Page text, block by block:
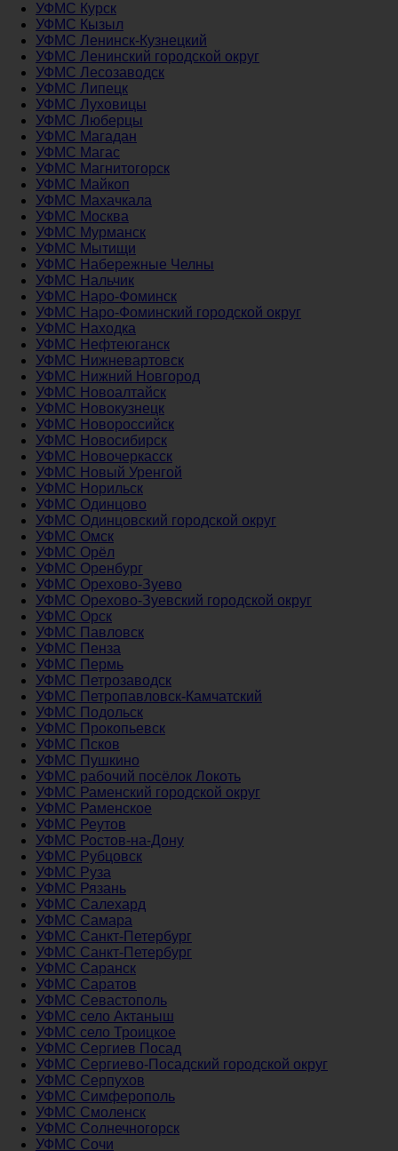
УФМС Курск
УФМС Кызыл
УФМС Ленинск-Кузнецкий
УФМС Ленинский городской округ
УФМС Лесозаводск
УФМС Липецк
УФМС Луховицы
УФМС Люберцы
УФМС Магадан
УФМС Магас
УФМС Магнитогорск
УФМС Майкоп
УФМС Махачкала
УФМС Москва
УФМС Мурманск
УФМС Мытищи
УФМС Набережные Челны
УФМС Нальчик
УФМС Наро-Фоминск
УФМС Наро-Фоминский городской округ
УФМС Находка
УФМС Нефтеюганск
УФМС Нижневартовск
УФМС Нижний Новгород
УФМС Новоалтайск
УФМС Новокузнецк
УФМС Новороссийск
УФМС Новосибирск
УФМС Новочеркасск
УФМС Новый Уренгой
УФМС Норильск
УФМС Одинцово
УФМС Одинцовский городской округ
УФМС Омск
УФМС Орёл
УФМС Оренбург
УФМС Орехово-Зуево
УФМС Орехово-Зуевский городской округ
УФМС Орск
УФМС Павловск
УФМС Пенза
УФМС Пермь
УФМС Петрозаводск
УФМС Петропавловск-Камчатский
УФМС Подольск
УФМС Прокопьевск
УФМС Псков
УФМС Пушкино
УФМС рабочий посёлок Локоть
УФМС Раменский городской округ
УФМС Раменское
УФМС Реутов
УФМС Ростов-на-Дону
УФМС Рубцовск
УФМС Руза
УФМС Рязань
УФМС Салехард
УФМС Самара
УФМС Санкт-Петербург
УФМС Санкт-Петербург
УФМС Саранск
УФМС Саратов
УФМС Севастополь
УФМС село Актаныш
УФМС село Троицкое
УФМС Сергиев Посад
УФМС Сергиево-Посадский городской округ
УФМС Серпухов
УФМС Симферополь
УФМС Смоленск
УФМС Солнечногорск
УФМС Сочи